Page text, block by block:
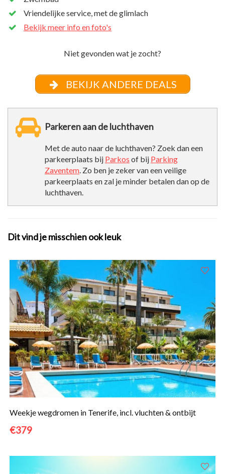
Vriendelijke service, met de glimlach
Bekijk meer info en foto's
Niet gevonden wat je zocht?
BEKIJK ANDERE DEALS
Parkeren aan de luchthaven
Met de auto naar de luchthaven? Zoek dan een
parkeerplaats bij Parkos of bij Parking
Zaventem. Zo ben je zeker van een veilige
parkeerplaats en zal je minder betalen dan op de
luchthaven.
Dit vind je misschien ook leuk
Weekje wegdromen in Tenerife, incl. vluchten & ontbijt
€379